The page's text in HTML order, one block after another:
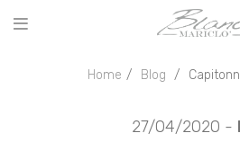
Home Blog
27/04/2020 -